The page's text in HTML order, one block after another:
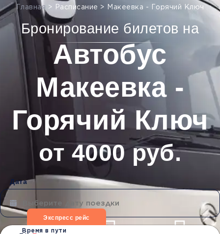
Главная > Расписание > Макеевка - Горячий Ключ
Бронирование билетов на
Автобус
Макеевка -
Горячий Ключ
от 4000 руб.
Дата
Экспресс рейс
Время в пути